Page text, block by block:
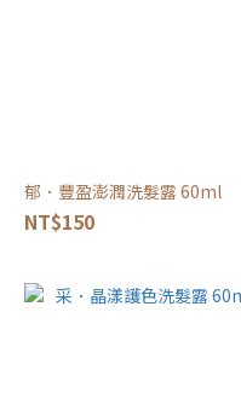
郁．豐盈澎潤洗髮露 60ml
NT$150